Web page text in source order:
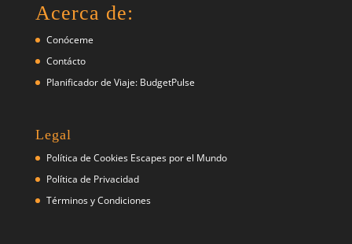
Acerca de:
Conóceme
Contácto
Planificador de Viaje: BudgetPulse
Legal
Política de Cookies Escapes por el Mundo
Política de Privacidad
Términos y Condiciones